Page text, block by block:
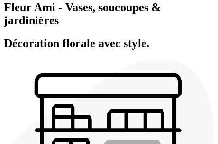
Fleur Ami - Vases, soucoupes &
jardinières
Décoration florale avec style.